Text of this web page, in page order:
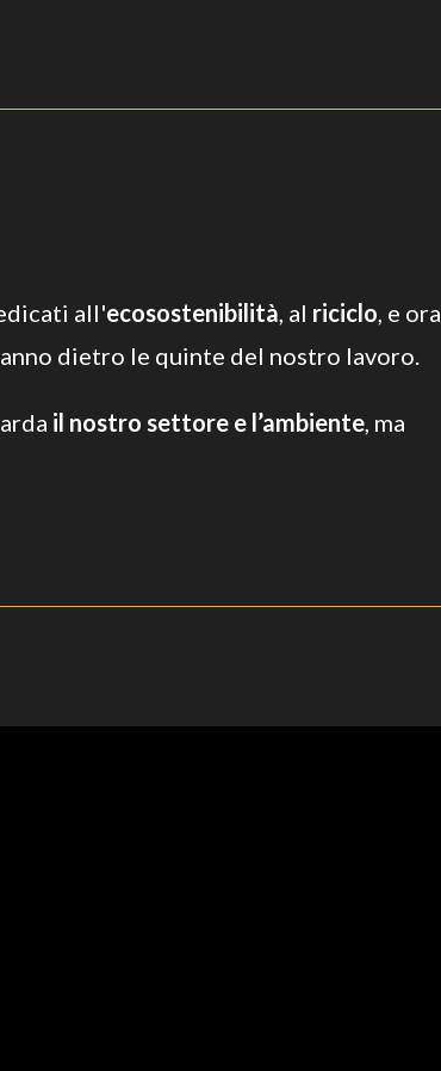
all'ecosostenibilità, al riciclo, e ora
dietro le quinte del nostro lavoro.
il nostro settore e l’ambiente, ma